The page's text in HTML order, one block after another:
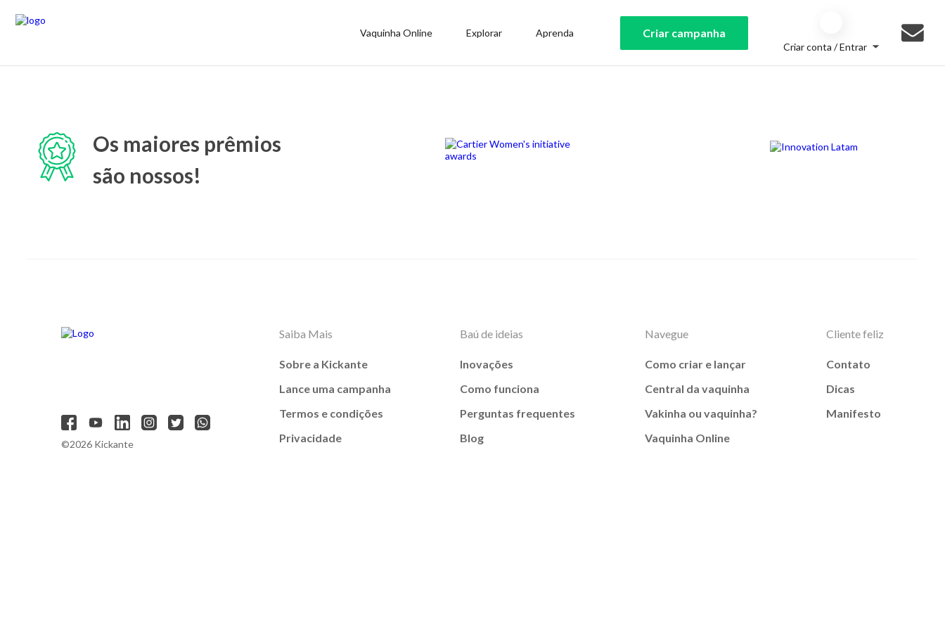
Vaquinha Online Explorar Aprenda Criar campanha
Criar conta / Entrar
Os maiores prêmios
são nossos!
©2026 Kickante
Saiba Mais
Sobre a Kickante
Lance uma campanha
Termos e condições
Privacidade
Baú de ideias
Inovações
Como funciona
Perguntas frequentes
Blog
Navegue
Como criar e lançar
Central da vaquinha
Vakinha ou vaquinha?
Vaquinha Online
Cliente feliz
Contato
Dicas
Manifesto